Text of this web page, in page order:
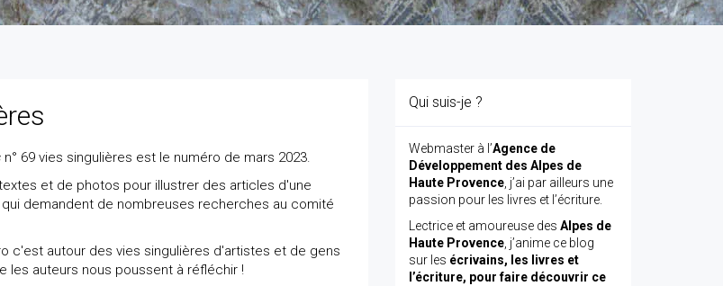
n° 69 vies singulières est le numéro de mars 2023.
et de photos pour illustrer des articles d'une
demandent de nombreuses recherches au comité
c'est autour des vies singulières d'artistes et de gens
les auteurs nous poussent à réfléchir !
Qui suis-je ?
Webmaster à l’Agence de
Développement des Alpes de
Haute Provence, j’ai par ailleurs une
passion pour les livres et l’écriture.
Lectrice et amoureuse des Alpes de
Haute Provence, j’anime ce blog
sur les écrivains, les livres et
l’écriture, pour faire découvrir ce